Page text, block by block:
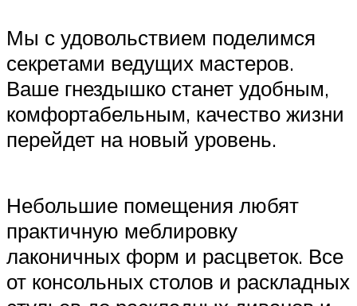
Мы с удовольствием поделимся
секретами ведущих мастеров.
Ваше гнездышко станет удобным,
комфортабельным, качество жизни
перейдет на новый уровень.
Небольшие помещения любят
практичную меблировку
лаконичных форм и расцветок. Все
от консольных столов и раскладных